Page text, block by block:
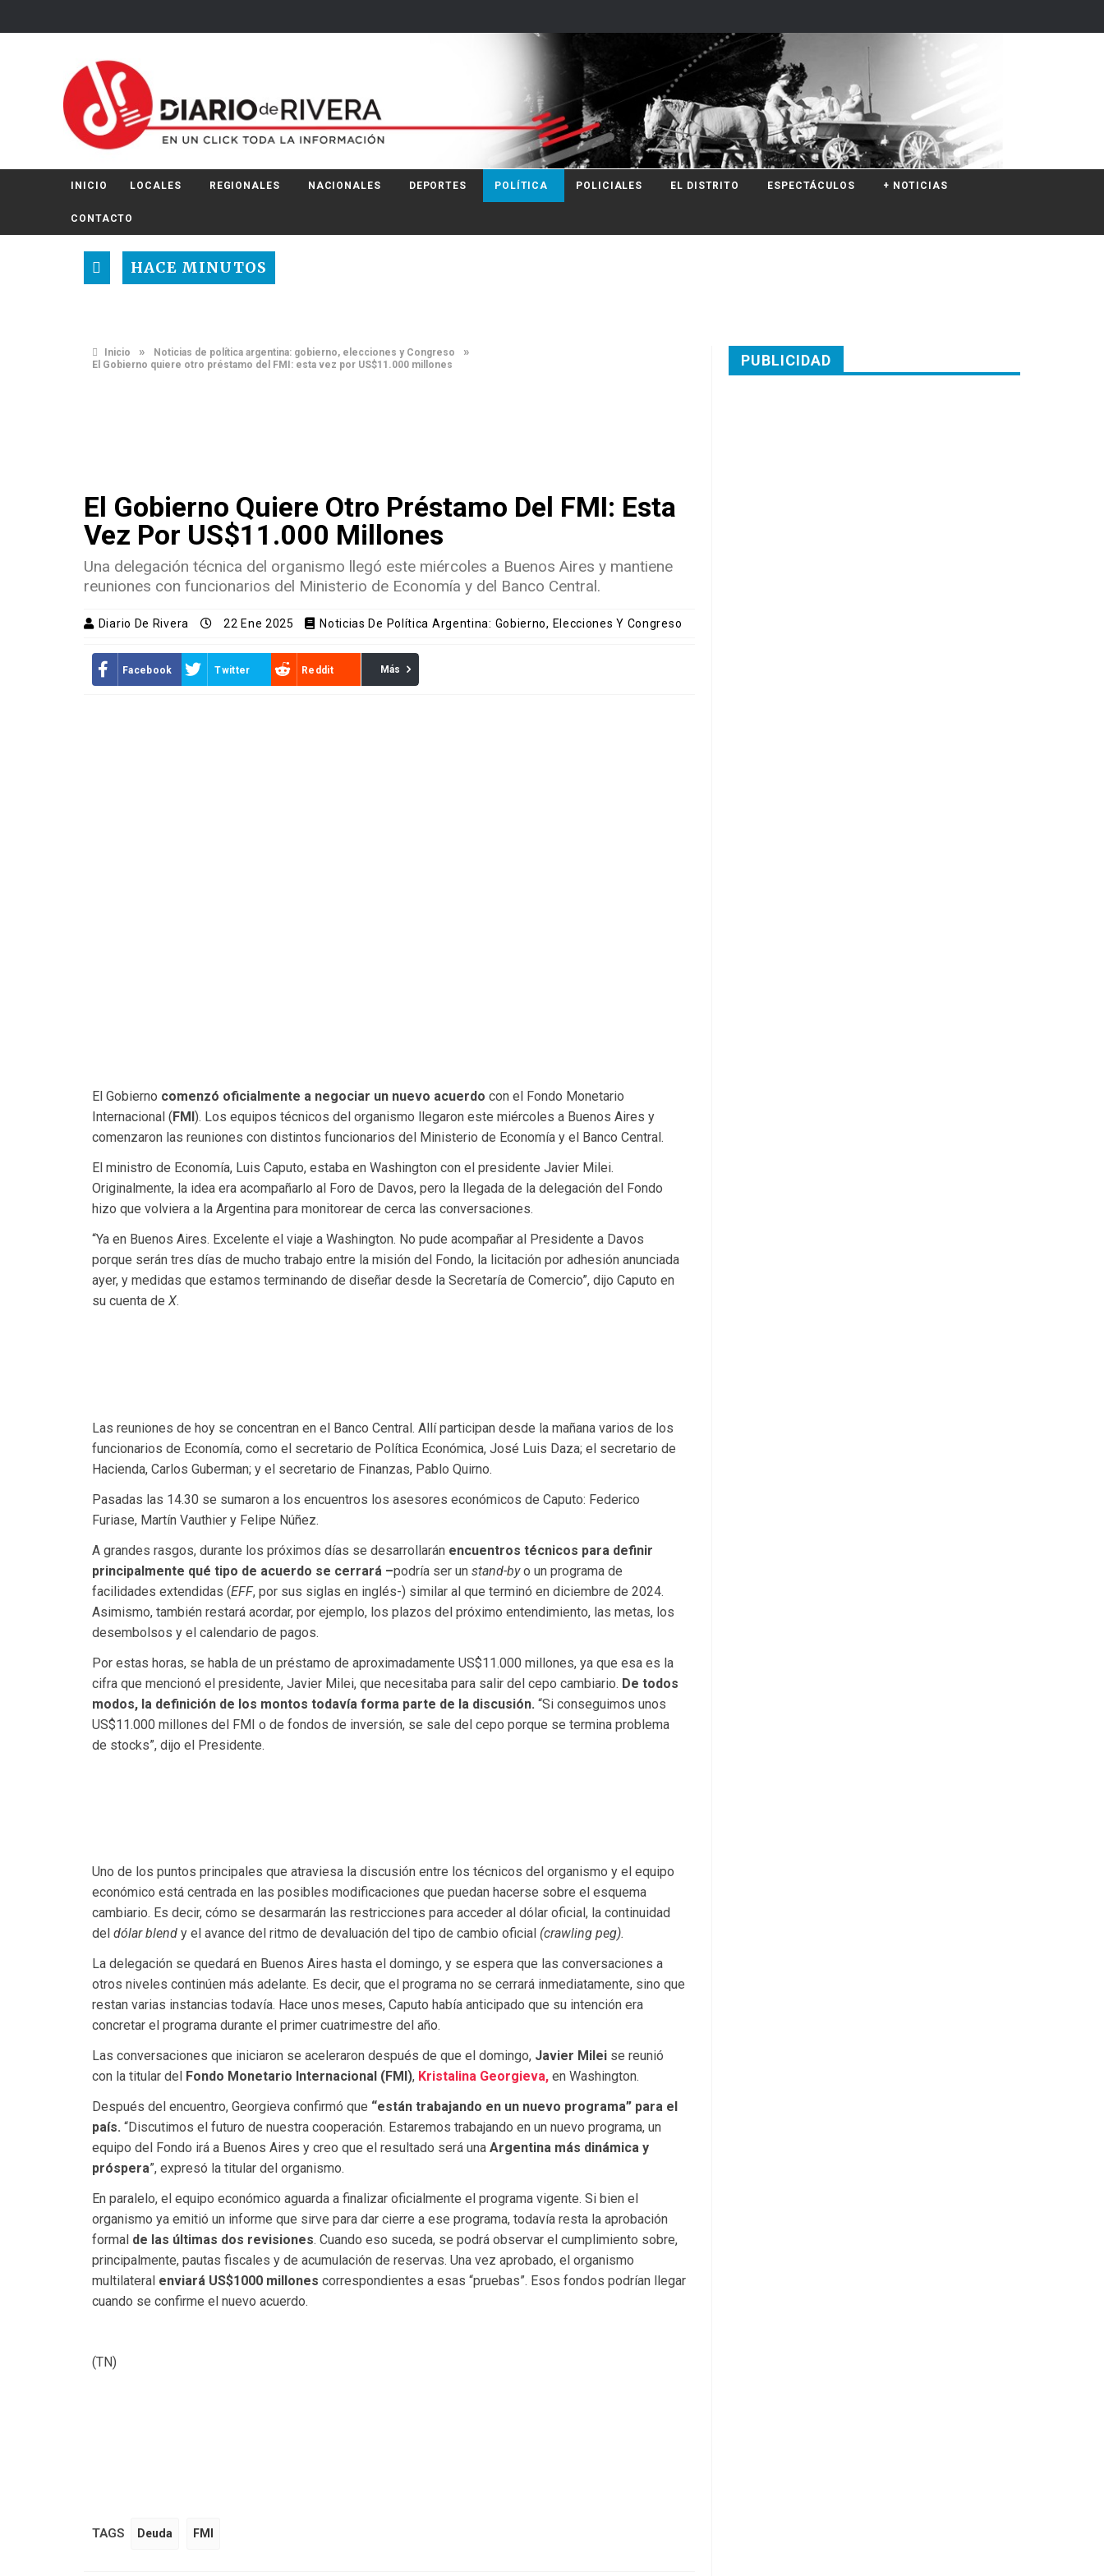
INICIO LOCALES REGIONALES NACIONALES DEPORTES POLÍTICA POLICIALES EL DISTRITO ESPECTÁCULOS + NOTICIAS
CONTACTO
HACE MINUTOS
Inicio » Noticias de política argentina: gobierno, elecciones y Congreso »
El Gobierno quiere otro préstamo del FMI: esta vez por US$11.000 millones
El Gobierno Quiere Otro Préstamo Del FMI: Esta
Vez Por US$11.000 Millones
Una delegación técnica del organismo llegó este miércoles a Buenos Aires y mantiene
reuniones con funcionarios del Ministerio de Economía y del Banco Central.
Diario De Rivera 22 Ene 2025 Noticias De Política Argentina: Gobierno, Elecciones Y Congreso
Facebook Twitter Reddit Más
El Gobierno comenzó oficialmente a negociar un nuevo acuerdo con el Fondo Monetario
Internacional ( FMI ). Los equipos técnicos del organismo llegaron este miércoles a Buenos Aires y
comenzaron las reuniones con distintos funcionarios del Ministerio de Economía y el Banco Central.
El ministro de Economía, Luis Caputo, estaba en Washington con el presidente Javier Milei.
Originalmente, la idea era acompañarlo al Foro de Davos, pero la llegada de la delegación del Fondo
hizo que volviera a la Argentina para monitorear de cerca las conversaciones.
“Ya en Buenos Aires. Excelente el viaje a Washington. No pude acompañar al Presidente a Davos
porque serán tres días de mucho trabajo entre la misión del Fondo, la licitación por adhesión anunciada
ayer, y medidas que estamos terminando de diseñar desde la Secretaría de Comercio”, dijo Caputo en
su cuenta de X.
Las reuniones de hoy se concentran en el Banco Central. Allí participan desde la mañana varios de los
funcionarios de Economía, como el secretario de Política Económica, José Luis Daza; el secretario de
Hacienda, Carlos Guberman; y el secretario de Finanzas, Pablo Quirno.
Pasadas las 14.30 se sumaron a los encuentros los asesores económicos de Caputo: Federico
Furiase, Martín Vauthier y Felipe Núñez.
A grandes rasgos, durante los próximos días se desarrollarán encuentros técnicos para definir
principalmente qué tipo de acuerdo se cerrará –podría ser un stand-byo un programa de
facilidades extendidas (EFF, por sus siglas en inglés-) similar al que terminó en diciembre de 2024.
Asimismo, también restará acordar, por ejemplo, los plazos del próximo entendimiento, las metas, los
desembolsos y el calendario de pagos.
Por estas horas, se habla de un préstamo de aproximadamente US$11.000 millones, ya que esa es la
cifra que mencionó el presidente, Javier Milei, que necesitaba para salir del cepo cambiario. De todos
modos, la definición de los montos todavía forma parte de la discusión. “Si conseguimos unos
US$11.000 millones del FMI o de fondos de inversión, se sale del cepo porque se termina problema
de stocks”, dijo el Presidente.
Uno de los puntos principales que atraviesa la discusión entre los técnicos del organismo y el equipo
económico está centrada en las posibles modificaciones que puedan hacerse sobre el esquema
cambiario. Es decir, cómo se desarmarán las restricciones para acceder al dólar oficial, la continuidad
del dólar blend y el avance del ritmo de devaluación del tipo de cambio oficial (crawling peg).
La delegación se quedará en Buenos Aires hasta el domingo, y se espera que las conversaciones a
otros niveles continúen más adelante. Es decir, que el programa no se cerrará inmediatamente, sino que
restan varias instancias todavía. Hace unos meses, Caputo había anticipado que su intención era
concretar el programa durante el primer cuatrimestre del año.
Las conversaciones que iniciaron se aceleraron después de que el domingo, Javier Milei se reunió
con la titular del
Fondo Monetario Internacional (FMI), Kristalina Georgieva, en Washington.
Después del encuentro, Georgieva confirmó que “están trabajando en un nuevo programa” para el
país. “Discutimos el futuro de nuestra cooperación. Estaremos trabajando en un nuevo programa, un
equipo del Fondo irá a Buenos Aires y creo que el resultado será una Argentina más dinámica y
próspera”, expresó la titular del organismo.
En paralelo, el equipo económico aguarda a finalizar oficialmente el programa vigente. Si bien el
organismo ya emitió un informe que sirve para dar cierre a ese programa, todavía resta la aprobación
formal de las últimas dos revisiones. Cuando eso suceda, se podrá observar el cumplimiento sobre,
principalmente, pautas fiscales y de acumulación de reservas. Una vez aprobado, el organismo
multilateral enviará US$1000 millones correspondientes a esas “pruebas”. Esos fondos podrían llegar
cuando se confirme el nuevo acuerdo.
(TN)
TAGS Deuda FMI
PUBLICIDAD